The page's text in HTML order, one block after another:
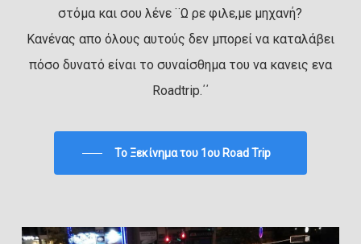
στόμα και σου λένε ¨Ω ρε φιλε,με μηχανή?
Κανένας απο όλους αυτούς δεν μπορεί να καταλάβει
πόσο δυνατό είναι το συναίσθημα του να κανεις ενα
Roadtrip.΄΄
To Ξεκίνημα του 1ου Road Trip